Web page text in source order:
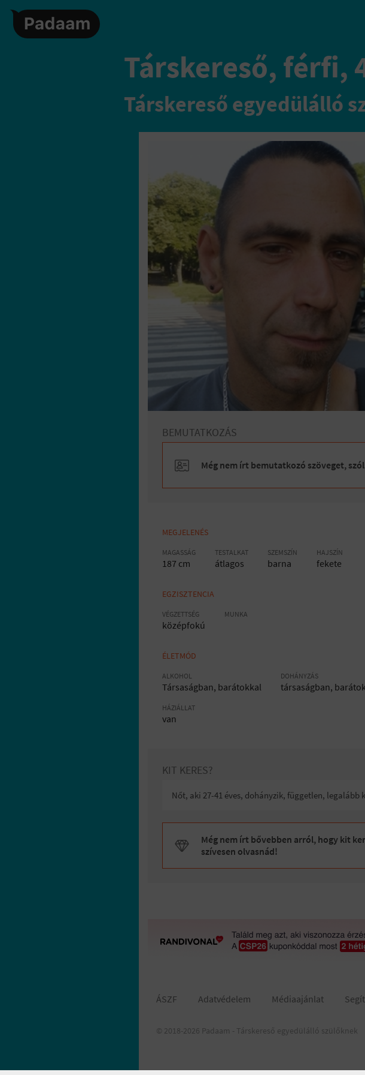
Társkereső, férfi,
Társkereső egyedülálló
BEMUTATKOZÁS
Még nem írt bemutatkozó szöveget,
MEGJELENÉS
MAGASSÁG
187 cm
TESTALKAT
átlagos
SZEMSZÍN
barna
HAJSZÍN
fekete
EGZISZTENCIA
VÉGZETTSÉG
középfokú
MUNKA
ÉLETMÓD
ALKOHOL
Társaságban, barátokkal
DOHÁNYZÁS
társaságban,
HÁZIÁLLAT
van
KIT KERES?
Nőt, aki 27-41 éves, dohányzik, független, legalább
Még nem írt bővebben arról, hogy kit
szívesen olvasnád!
ÁSZF Adatvédelem Médiaajánlat
© 2018-2026 Padaam - Társkereső egyedülálló szülőknek